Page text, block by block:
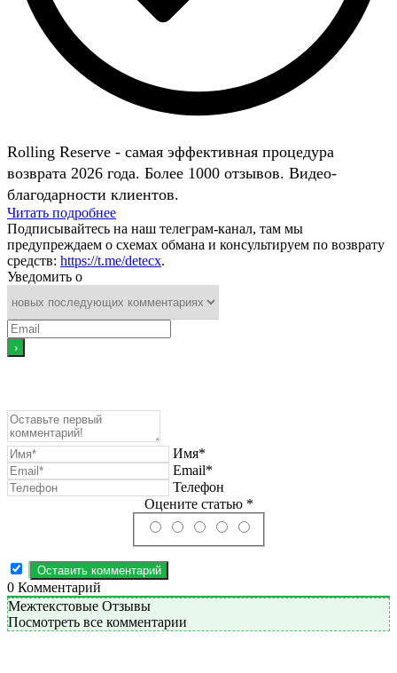
Rolling Reserve - самая эффективная процедура
возврата 2026 года. Более 1000 отзывов. Видео-
благодарности клиентов.
Читать подробнее
Подписывайтесь на наш телеграм-канал, там мы
предупреждаем о схемах обмана и консультируем по возврату
средств: https://t.me/detecx.
Уведомить о
Имя*
Email*
Телефон
Оцените статью *
0 Комментарий
Межтекстовые Отзывы
Посмотреть все комментарии